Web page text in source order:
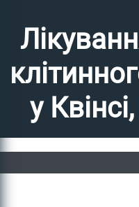
у
Home»Лікування базально-